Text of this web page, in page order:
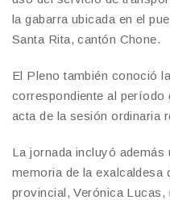
la gabarra ubicada en el
Santa Rita, cantón Chone.
El Pleno también conoció
correspondiente al período
acta de la sesión ordinaria
La jornada incluyó
memoria de la exalcaldesa
provincial, Verónica Lucas,